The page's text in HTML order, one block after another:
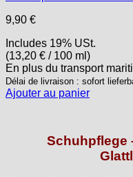
9,90 €
Includes 19% USt.
(13,20 € / 100 ml)
En plus du transport
Délai de livraison : sofort
Ajouter au panier
Schuhpflege